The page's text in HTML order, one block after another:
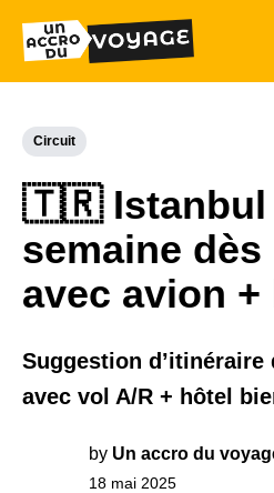
Circuit
🇹🇷 Istanbul
semaine dès
avec avion +
Suggestion d’itinéraire
avec vol A/R + hôtel
by Un accro du
18 mai 2025